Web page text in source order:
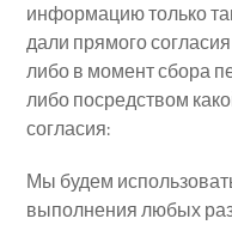
информацию только
дали прямого
либо в момент сбора
либо посредством
согласия:
Мы будем
выполнения любых